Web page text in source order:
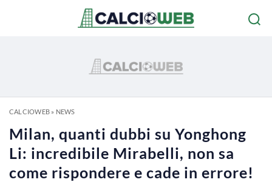
CALCIOWEB» NEWS
Milan, quanti dubbi su Yonghong
Li: incredibile Mirabelli, non sa
come rispondere e cade in errore!